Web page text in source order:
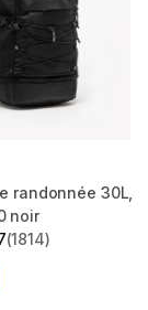
randonnée 30L,
noir
from 1814
(1814)